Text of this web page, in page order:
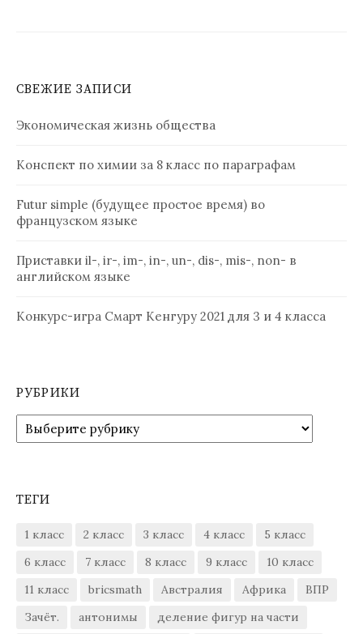
СВЕЖИЕ ЗАПИСИ
Экономическая жизнь общества
Конспект по химии за 8 класс по параграфам
Futur simple (будущее простое время) во
французском языке
Приставки il-, ir-, im-, in-, un-, dis-, mis-, non- в
английском языке
Конкурс-игра Смарт Кенгуру 2021 для 3 и 4 класса
РУБРИКИ
Рубрики
ТЕГИ
1 класс 2 класс 3 класс 4 класс
5 класс
6 класс
7 класс 8 класс 9 класс
10 класс
11 класс
bricsmath Австралия Африка
ВПР
Зачёт.
антонимы
деление фигур на части